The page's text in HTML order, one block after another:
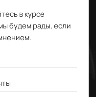
в курсе
будем рады, если